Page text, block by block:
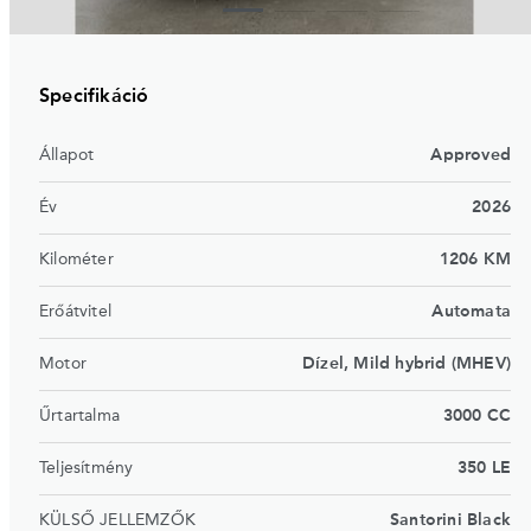
Specifikáció
Állapot Approved
Év 2026
Kilométer 1206 KM
Erőátvitel Automata
Motor Dízel, Mild hybrid (MHEV)
Űrtartalma 3000 CC
Teljesítmény 350 LE
KÜLSŐ JELLEMZŐK Santorini Black